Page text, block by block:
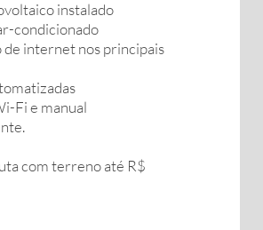
instalado
condicionado
de internet nos principais
Fi e manual
com terreno até R$